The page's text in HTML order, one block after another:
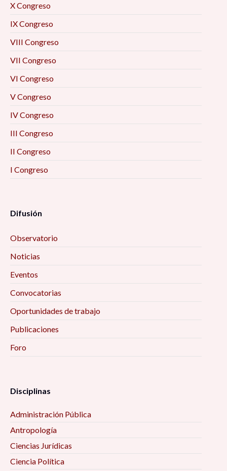
X Congreso
IX Congreso
VIII Congreso
VII Congreso
VI Congreso
V Congreso
IV Congreso
III Congreso
II Congreso
I Congreso
Difusión
Observatorio
Noticias
Eventos
Convocatorias
Oportunidades de trabajo
Publicaciones
Foro
Disciplinas
Administración Pública
Antropología
Ciencias Jurídicas
Ciencia Política